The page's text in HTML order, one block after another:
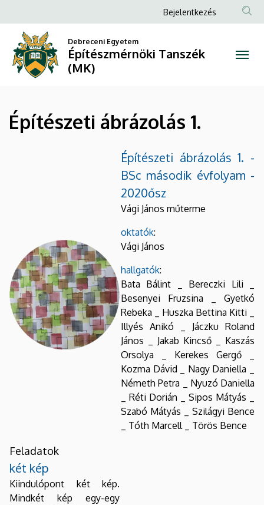
ábrázolás
Építészmérnöki
Tanszék
a
tartalomra
Anonim
menüje
Bejelentkezés
Debreceni Egyetem
Építészmérnöki Tanszék
(MK)
Építészeti ábrázolás 1.
Építészeti ábrázolás 1. -
BSc második évfolyam -
2020ősz
Vági János műterme
oktatók:
Vági János
hallgatók:
Bata Bálint _ Bereczki Lili _
Besenyei Fruzsina _ Gyetkó
Rebeka _ Huszka Bettina Kitti _
Illyés Anikó _ Jáczku Roland
János _ Jakab Kincső _ Kaszás
Orsolya _ Kerekes Gergő _
Kozma Dávid _ Nagy Daniella _
Németh Petra _ Nyuzó Daniella
_ Réti Dorián _ Sipos Mátyás _
Szabó Mátyás _ Szilágyi Bence
_ Tóth Marcell _ Törös Bence
Feladatok
két kép
Kiindulópont két kép.
Mindkét kép egy-egy